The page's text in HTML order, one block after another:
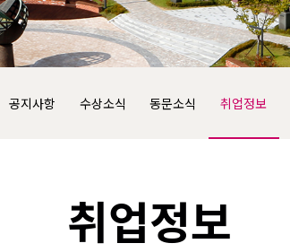
공지사항 수상소식 동문소식 취업정보
취업정보